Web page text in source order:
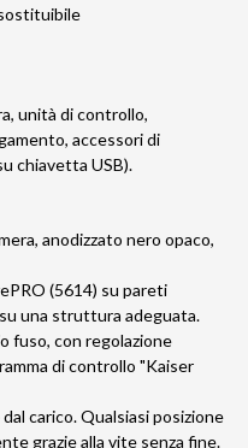
unità di controllo,
accessori di
chiavetta USB).
anodizzato nero opaco,
(5614) su pareti
una struttura adeguata.
fuso, con regolazione
di controllo "Kaiser
carico. Qualsiasi posizione
grazie alla vite senza fine.